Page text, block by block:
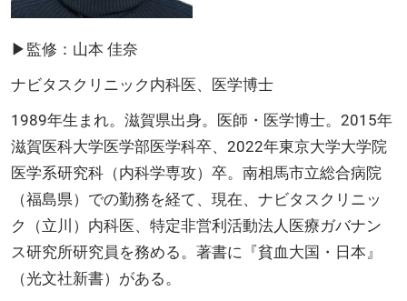
▶監修：山本 佳奈
ナビタスクリニック内科医、医学博士
1989年生まれ。滋賀県出身。医師・医学博士。2015年
滋賀医科大学医学部医学科卒、2022年東京大学大学院
医学系研究科（内科学専攻）卒。南相馬市立総合病院
（福島県）での勤務を経て、現在、ナビタスクリニッ
ク（立川）内科医、特定非営利活動法人医療ガバナン
ス研究所研究員を務める。著書に『貧血大国・日本』
（光文社新書）がある。